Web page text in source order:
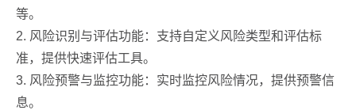
等。
2. 风险识别与评估功能：支持自定义风险类型和评估标
准，提供快速评估工具。
3. 风险预警与监控功能：实时监控风险情况，提供预警信
息。